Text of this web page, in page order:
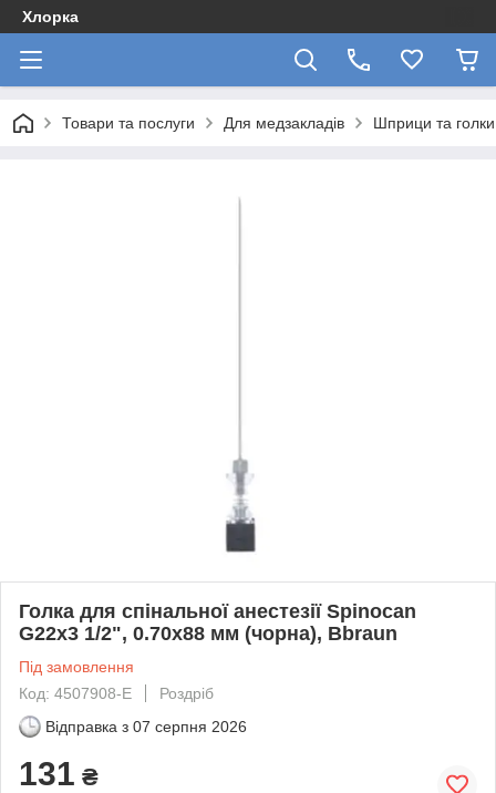
Хлорка
Товари та послуги Для медзакладів Шприци та голки
Голка для спінальної анестезії Spinocan
G22x3 1/2", 0.70x88 мм (чорна), Bbraun
Під замовлення
Код: 4507908-E
Роздріб
Відправка з 07 серпня 2026
131 ₴